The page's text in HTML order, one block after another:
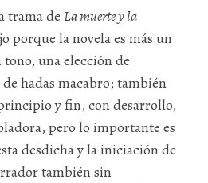
trama de La muerte y la
porque la novela es más un
una elección de
hadas macabro; también
y fin, con desarrollo,
pero lo importante es
desdicha y la iniciación de
también sin